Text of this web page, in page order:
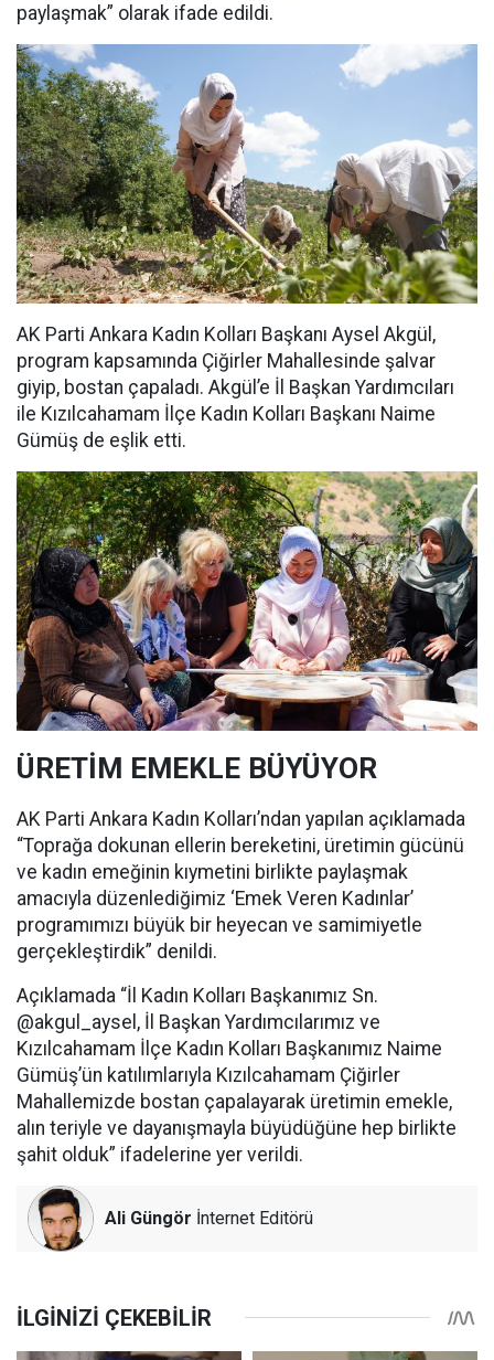
paylaşmak” olarak ifade edildi.
AK Parti Ankara Kadın Kolları Başkanı Aysel Akgül,
program kapsamında Çiğirler Mahallesinde şalvar
giyip, bostan çapaladı. Akgül’e İl Başkan Yardımcıları
ile Kızılcahamam İlçe Kadın Kolları Başkanı Naime
Gümüş de eşlik etti.
ÜRETİM EMEKLE BÜYÜYOR
AK Parti Ankara Kadın Kolları’ndan yapılan açıklamada
“Toprağa dokunan ellerin bereketini, üretimin gücünü
ve kadın emeğinin kıymetini birlikte paylaşmak
amacıyla düzenlediğimiz ‘Emek Veren Kadınlar’
programımızı büyük bir heyecan ve samimiyetle
gerçekleştirdik” denildi.
Açıklamada “İl Kadın Kolları Başkanımız Sn.
@akgul_aysel, İl Başkan Yardımcılarımız ve
Kızılcahamam İlçe Kadın Kolları Başkanımız Naime
Gümüş’ün katılımlarıyla Kızılcahamam Çiğirler
Mahallemizde bostan çapalayarak üretimin emekle,
alın teriyle ve dayanışmayla büyüdüğüne hep birlikte
şahit olduk” ifadelerine yer verildi.
Ali Güngör İnternet Editörü